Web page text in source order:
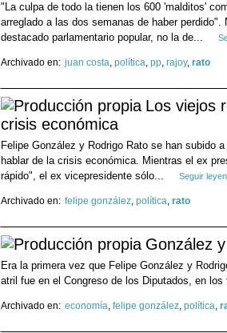
"La culpa de todo la tienen los 600 'malditos'
arreglado a las dos semanas de haber
destacado parlamentario popular, no la de...
Archivado en: juan costa, política, pp, rajoy, rato
Los viejos
crisis económica
Felipe González y Rodrigo Rato se han subido
hablar de la crisis económica. Mientras el ex
rápido", el ex vicepresidente sólo...
Seguir
Archivado en: felipe gonzález, política, rato
González
Era la primera vez que Felipe González y
atril fue en el Congreso de los Diputados, en los
Archivado en: economía, felipe gonzález, política,